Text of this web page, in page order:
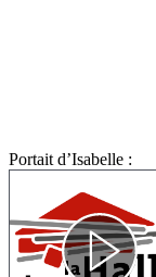
Portait d’Isabelle :